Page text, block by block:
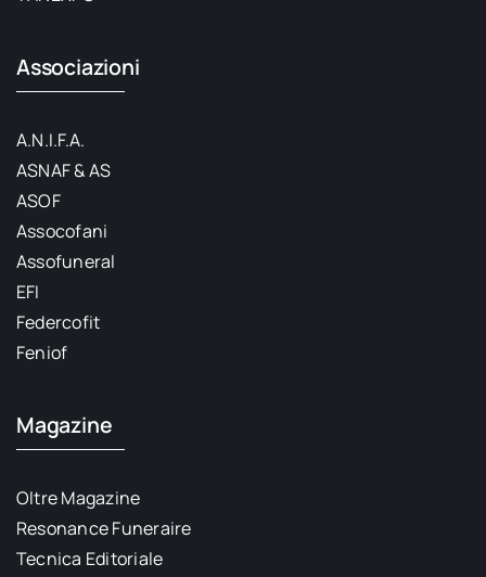
Associazioni
A.N.I.F.A.
ASNAF & AS
ASOF
Assocofani
Assofuneral
EFI
Federcofit
Feniof
Magazine
Oltre Magazine
Resonance Funeraire
Tecnica Editoriale